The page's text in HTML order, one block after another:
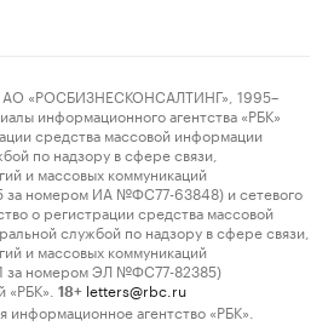
«РОСБИЗНЕСКОНСАЛТИНГ», 1995–
информационного агентства «РБК»
средства массовой информации
по надзору в сфере связи,
и массовых коммуникаций
за номером ИА №ФС77-63848) и сетевого
о регистрации средства массовой
службой по надзору в сфере связи,
и массовых коммуникаций
за номером ЭЛ №ФС77-82385)
18+ letters@rbc.ru
информационное агентство «РБК».